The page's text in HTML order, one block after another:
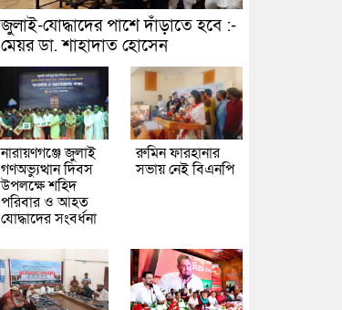
জুলাই-যোদ্ধাদের পাশে দাঁড়াতে হবে :-
মেয়র ডা. শাহাদাত হোসেন
নারায়ণগঞ্জে জুলাই
গণঅভ্যুত্থান দিবস
উপলক্ষে শহিদ
পরিবার ও আহত
যোদ্ধাদের সংবর্ধনা
রুমিন ফারহানার
সভায় নেই বিএনপি